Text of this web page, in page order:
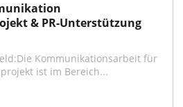
& PR-Unterstützung
Kommunikationsarbeit für
ist im Bereich...